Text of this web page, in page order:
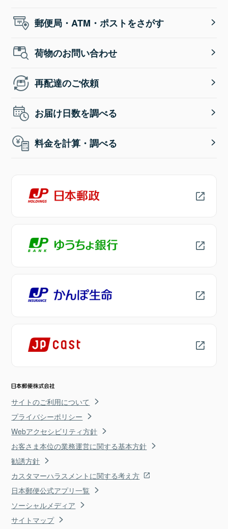
郵便局・ATM・ポストをさがす
荷物のお問い合わせ
再配達のご依頼
お届け日数を調べる
料金を計算・調べる
サイトのご利用について
プライバシーポリシー
Webアクセシビリティ方針
お客さま本位の業務運営に関する基本方針
勧誘方針
カスタマーハラスメントに関する考え方
日本郵便公式アプリ一覧
ソーシャルメディア
サイトマップ